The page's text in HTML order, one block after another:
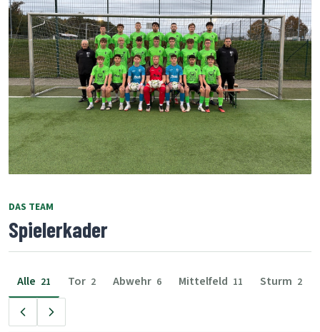
DAS TEAM
Spielerkader
Alle 21 Tor 2 Abwehr 6 Mittelfeld 11 Sturm 2